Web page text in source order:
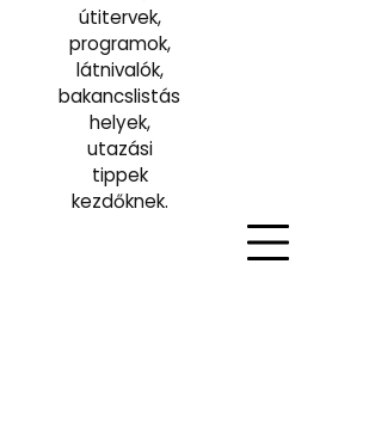
útitervek,
programok,
látnivalók,
bakancslistás
helyek,
utazási
tippek
kezdőknek.